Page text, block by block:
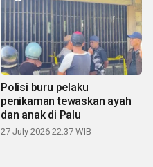
Polisi buru pelaku
penikaman tewaskan ayah
dan anak di Palu
27 July 2026 22:37 WIB